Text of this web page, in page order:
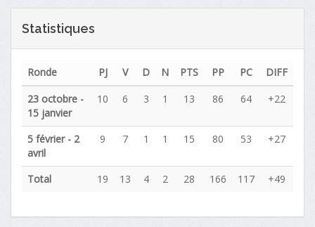
Statistiques
Ronde PJ V D N PTS PP PC
DIFF
23 octobre -
15 janvier
10 6 3 1 13 86 64 +22
5 février - 2
avril
9 7 1 1 15 80 53 +27
Total 19 13 4 2 28 166 117 +49